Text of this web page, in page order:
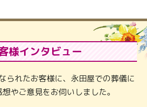
様インタビュー
られたお客様に、永田屋での葬儀に
やご意見をお伺いしました。